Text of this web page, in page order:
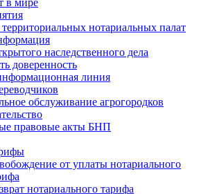
нотариальных палат
наследственного дела
доверенность
линия
обслуживание агрогородков
правовые акты БНП
от уплаты нотариального
нотариального тарифа